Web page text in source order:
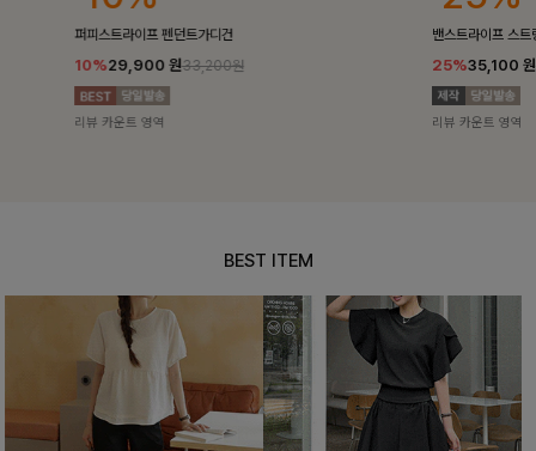
밴스트라이프 스트링원피스
25% 35,100원46,800원
리뷰 카운트 영역
[5천장돌파/
10%
리뷰 카운트 영
BEST ITEM